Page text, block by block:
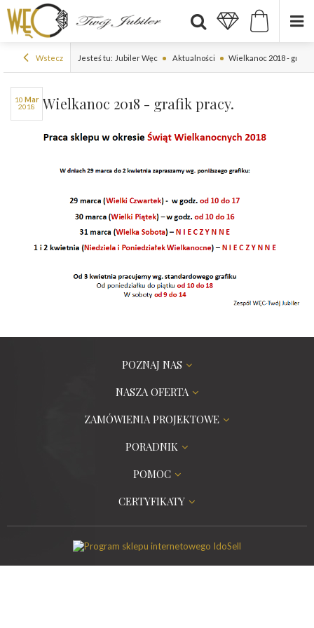
Wstecz Jesteś tu: Jubiler Węc Aktualności Wielkanoc 2018 - grafik
10
mar
2018
Wielkanoc 2018 - grafik pracy.
POZNAJ NAS
NASZA OFERTA
ZAMÓWIENIA PROJEKTOWE
PORADNIK
POMOC
CERTYFIKATY